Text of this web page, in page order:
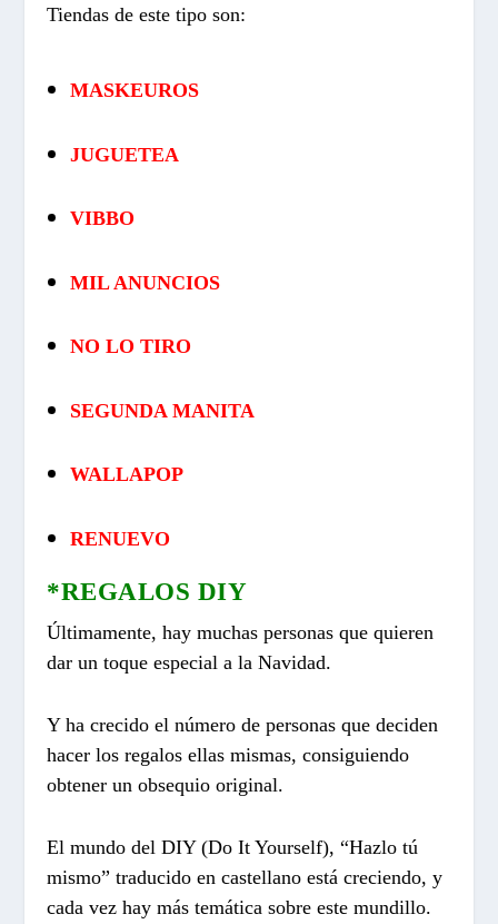
Tiendas de este tipo son:
MASKEUROS
JUGUETEA
VIBBO
MIL ANUNCIOS
NO LO TIRO
SEGUNDA MANITA
WALLAPOP
RENUEVO
*REGALOS DIY
Últimamente, hay muchas personas que quieren
dar un toque especial a la Navidad.
Y ha crecido el número de personas que deciden
hacer los regalos ellas mismas, consiguiendo
obtener un obsequio original.
El mundo del DIY (Do It Yourself), “Hazlo tú
mismo” traducido en castellano está creciendo, y
cada vez hay más temática sobre este mundillo.